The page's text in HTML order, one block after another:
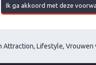
Lifestyle, Vrouwen